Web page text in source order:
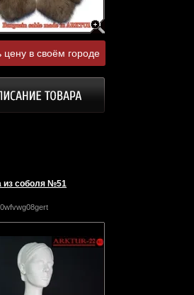
цену в своём городе
из соболя №51